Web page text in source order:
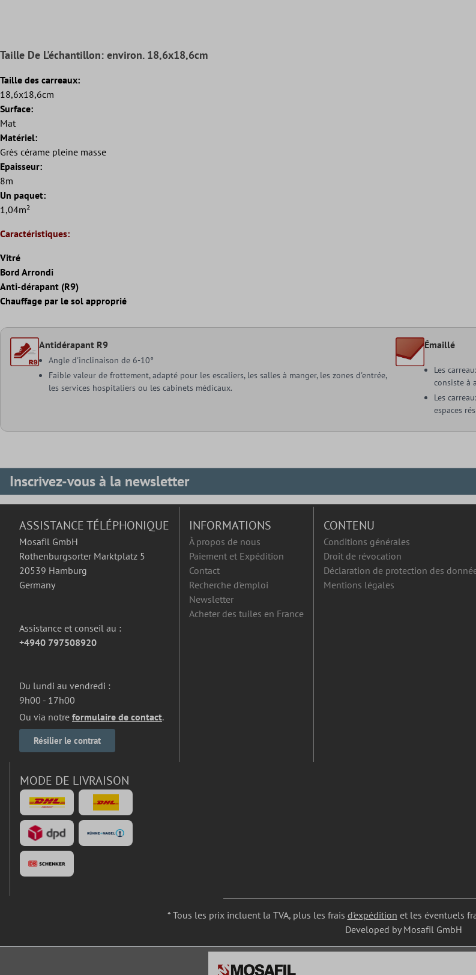
Taille De L'échantillon: environ. 18,6x18,6cm
Taille des carreaux:
18,6x18,6cm
Surface:
Mat
Matériel:
Grès cérame pleine masse
Epaisseur:
8m
Un paquet:
1,04m²
Caractéristiques:
Vitré
Bord Arrondi
Anti-dérapant (R9)
Chauffage par le sol approprié
Antidérapant R9
Angle d'inclinaison de 6-10°
Faible valeur de frottement, adapté pour les escaliers, les salles à manger, les zones d'entrée,
les services hospitaliers ou les cabinets médicaux.
Émaillé
Les
consiste à
Les
espaces
Inscrivez-vous à la newsletter
ASSISTANCE TÉLÉPHONIQUE
Mosafil GmbH
Rothenburgsorter Marktplatz 5
20539 Hamburg
Germany
Assistance et conseil au :
+4940 797508920
Du lundi au vendredi :
9h00 - 17h00
Ou via notre formulaire de contact.
Résilier le contrat
INFORMATIONS
À propos de nous
Paiement et Expédition
Contact
Recherche d'emploi
Newsletter
Acheter des tuiles en France
CONTENU
Conditions générales
Droit de révocation
Déclaration de protection des
Mentions légales
MODE DE LIVRAISON
* Tous les prix incluent la TVA, plus les frais d'expédition et les éventuels
Developed by Mosafil GmbH